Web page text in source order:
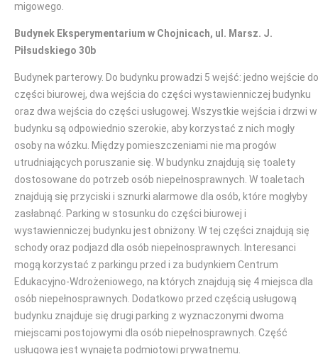
migowego.
Budynek Eksperymentarium w Chojnicach, ul. Marsz. J.
Piłsudskiego 30b
Budynek parterowy. Do budynku prowadzi 5 wejść: jedno wejście do
części biurowej, dwa wejścia do części wystawienniczej budynku
oraz dwa wejścia do części usługowej. Wszystkie wejścia i drzwi w
budynku są odpowiednio szerokie, aby korzystać z nich mogły
osoby na wózku. Między pomieszczeniami nie ma progów
utrudniających poruszanie się. W budynku znajdują się toalety
dostosowane do potrzeb osób niepełnosprawnych. W toaletach
znajdują się przyciski i sznurki alarmowe dla osób, które mogłyby
zasłabnąć. Parking w stosunku do części biurowej i
wystawienniczej budynku jest obniżony. W tej części znajdują się
schody oraz podjazd dla osób niepełnosprawnych. Interesanci
mogą korzystać z parkingu przed i za budynkiem Centrum
Edukacyjno-Wdrożeniowego, na których znajdują się 4 miejsca dla
osób niepełnosprawnych. Dodatkowo przed częścią usługową
budynku znajduje się drugi parking z wyznaczonymi dwoma
miejscami postojowymi dla osób niepełnosprawnych. Część
usługowa jest wynajęta podmiotowi prywatnemu.